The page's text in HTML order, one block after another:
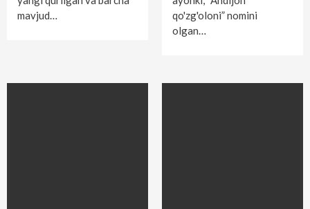
mavjud…
qo'zg'oloni” nomini
olgan…